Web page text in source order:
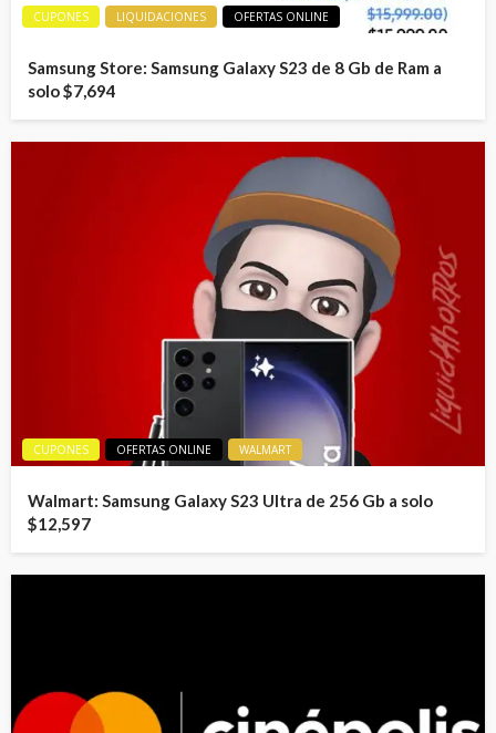
CUPONES LIQUIDACIONES OFERTAS ONLINE
Samsung Store: Samsung Galaxy S23 de 8 Gb de Ram a
solo $7,694
CUPONES OFERTAS ONLINE WALMART
Walmart: Samsung Galaxy S23 Ultra de 256 Gb a solo
$12,597